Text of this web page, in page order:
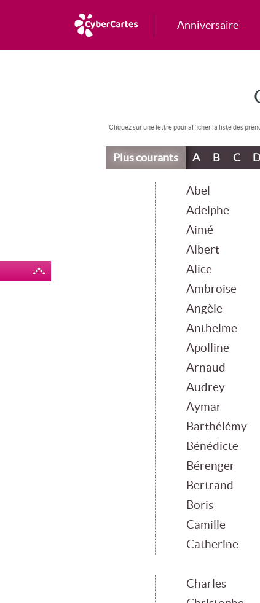
Anniversaire
Cliquez sur une lettre pour afficher la liste des
Plus courants A B C
Abel
Adelphe
Aimé
Albert
Alice
Ambroise
Angèle
Anthelme
Apolline
Arnaud
Audrey
Aymar
Barthélémy
Bénédicte
Bérenger
Bertrand
Boris
Camille
Catherine
Charles